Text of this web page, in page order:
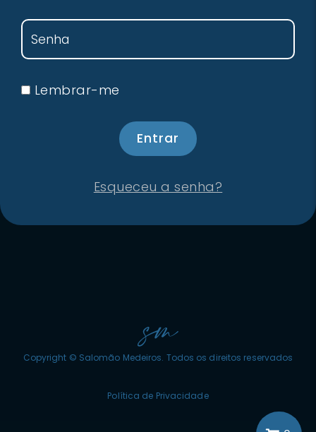
Lembrar-me
Esqueceu a senha?
Copyright © Salomão Medeiros. Todos os direitos reservados
Política de Privacidade